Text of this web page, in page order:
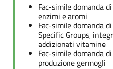
Fac-simile domanda
enzimi e aromi
Fac-simile domanda
Specific Groups,
addizionati vitamine
Fac-simile domanda
produzione germogli